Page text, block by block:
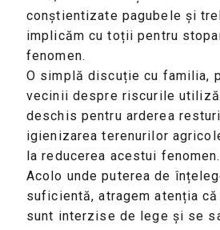
conștientizate pagubele și
implicăm cu toții pentru
fenomen.
O simplă discuție cu familia,
vecinii despre riscurile
deschis pentru arderea
igienizarea terenurilor
la reducerea acestui fenomen.
Acolo unde puterea de
suficientă, atragem atenția
sunt interzise de lege și se